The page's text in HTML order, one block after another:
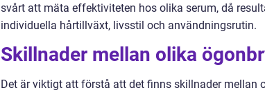
svårt att mäta effektiviteten hos olika serum, då
individuella hårtillväxt, livsstil och användningsrutin.
Skillnader mellan olika
Det är viktigt att förstå att det finns skillnader mellan